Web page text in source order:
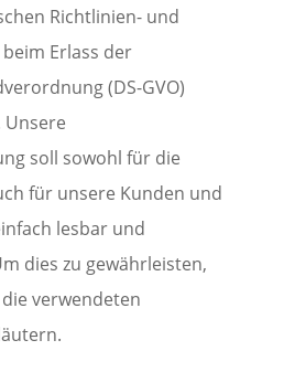
Richtlinien- und
Erlass der
(DS-GVO)
soll sowohl für die
für unsere Kunden und
lesbar und
dies zu gewährleisten,
verwendeten